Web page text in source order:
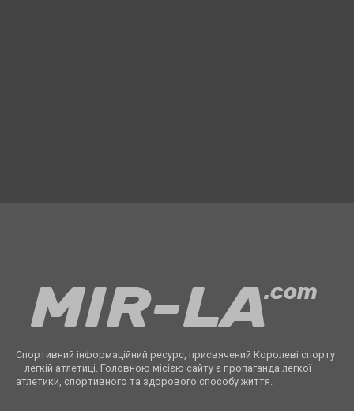
Спортивний інформаційний ресурс, присвячений Королеві спорту
– легкій атлетиці. Головною місією сайту є пропаганда легкої
атлетики, спортивного та здорового способу життя.